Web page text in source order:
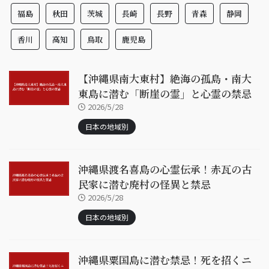
福島 秋田 茨城 長崎 長野 青森 静岡
香川 高知 鳥取 鹿児島
【沖縄県南大東村】絶海の孤島・南大
東島に潜む「断崖の霊」と心霊の禁忌
2026/5/28
日本の地域別
沖縄県渡名喜島の心霊伝承！赤瓦の古
民家に潜む廃村の怪異と禁忌
2026/5/28
日本の地域別
沖縄県粟国島に潜む禁忌！死を招くニ